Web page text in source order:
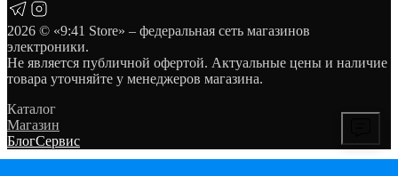
2026 © «9:41 Store» – федеральная сеть магазинов
электроники.
Не является публичной офертой. Актуальные цены и наличие
товара уточняйте у менеджеров магазина.
Каталог
Магазин
БлогСервис